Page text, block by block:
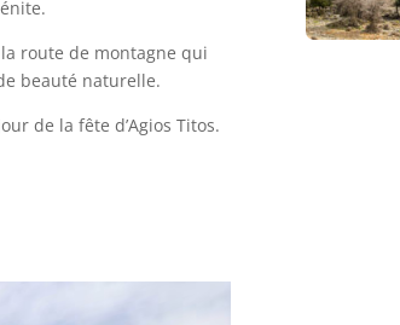
route de montagne qui
beauté naturelle.
de la fête d’Agios Titos.